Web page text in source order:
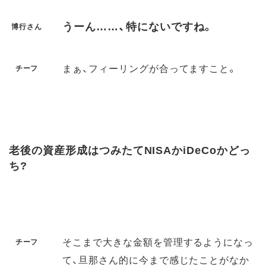
博行さん うーん……、特にないですね。
チーフ まぁ、フィーリングが合ってますこと。
老後の資産形成はつみたてNISAかiDeCoかどっ
ち?
チーフ
そこまで大きな金額を管理するようになっ
て、旦那さん的に今まで感じたことがなか